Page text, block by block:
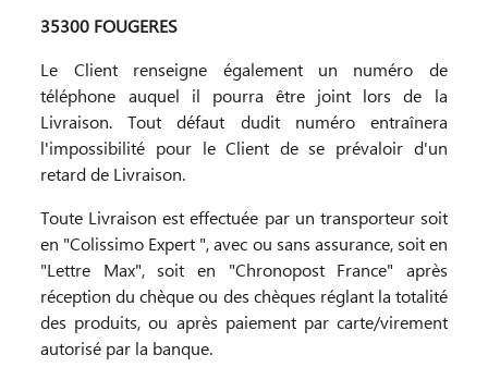
35300 FOUGERES
Le Client renseigne également un numéro de
téléphone auquel il pourra être joint lors de la
Livraison. Tout défaut dudit numéro entraînera
l'impossibilité pour le Client de se prévaloir d'un
retard de Livraison.
Toute Livraison est effectuée par un transporteur soit
en "Colissimo Expert ", avec ou sans assurance, soit en
"Lettre Max", soit en "Chronopost France" après
réception du chèque ou des chèques réglant la totalité
des produits, ou après paiement par carte/virement
autorisé par la banque.